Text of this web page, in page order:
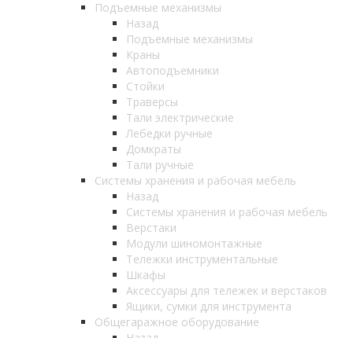
Подъемные механизмы
Назад
Подъемные механизмы
Краны
Автоподъемники
Стойки
Траверсы
Тали электрические
Лебедки ручные
Домкраты
Тали ручные
Системы хранения и рабочая мебель
Назад
Системы хранения и рабочая мебель
Верстаки
Модули шиномонтажные
Тележки инструментальные
Шкафы
Аксессуары для тележек и верстаков
Ящики, сумки для инструмента
Общегаражное оборудование